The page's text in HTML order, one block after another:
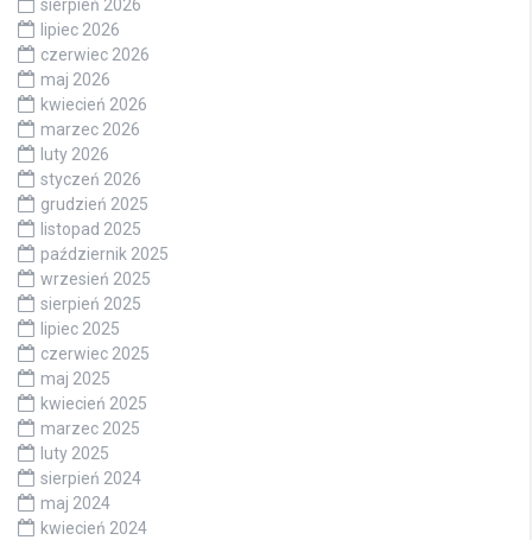
sierpień 2026
lipiec 2026
czerwiec 2026
maj 2026
kwiecień 2026
marzec 2026
luty 2026
styczeń 2026
grudzień 2025
listopad 2025
październik 2025
wrzesień 2025
sierpień 2025
lipiec 2025
czerwiec 2025
maj 2025
kwiecień 2025
marzec 2025
luty 2025
sierpień 2024
maj 2024
kwiecień 2024